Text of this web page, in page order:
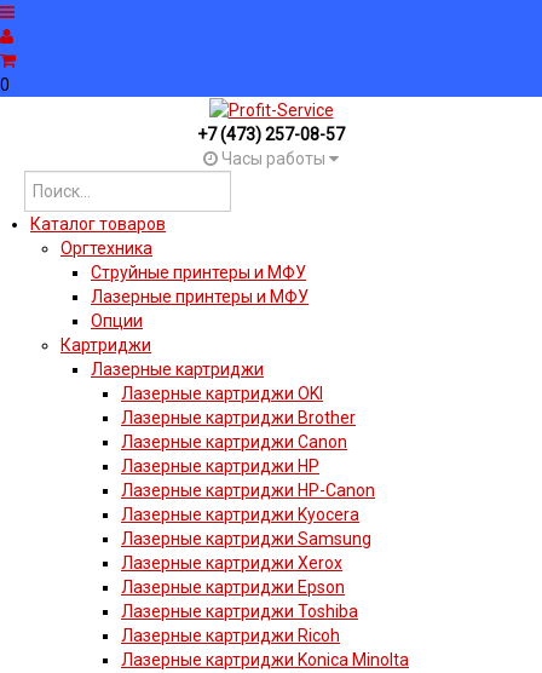
0
+7 (473) 257-08-57
Часы работы
Каталог товаров
Оргтехника
Струйные принтеры и МФУ
Лазерные принтеры и МФУ
Опции
Картриджи
Лазерные картриджи
Лазерные картриджи OKI
Лазерные картриджи Brother
Лазерные картриджи Canon
Лазерные картриджи HP
Лазерные картриджи HP-Canon
Лазерные картриджи Kyocera
Лазерные картриджи Samsung
Лазерные картриджи Xerox
Лазерные картриджи Epson
Лазерные картриджи Toshiba
Лазерные картриджи Ricoh
Лазерные картриджи Konica Minolta